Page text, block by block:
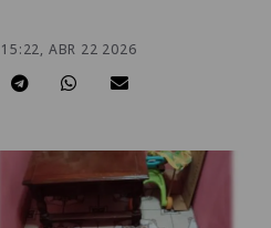
15:22, ABR 22 2026